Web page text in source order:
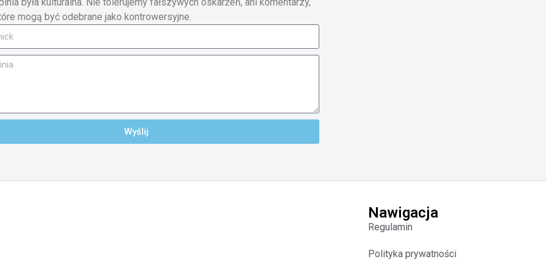
była kulturalna. Nie tolerujemy fałszywych oskarżeń, ani komentarzy,
mogą być odebrane jako kontrowersyjne.
Wyślij
Nawigacja
Regulamin
Polityka prywatności